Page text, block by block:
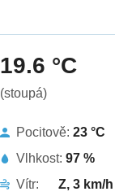
19.6 °C
(stoupá)
Pocitově: 23 °C
Vlhkost: 97 %
Vítr:
Z, 3 km/h